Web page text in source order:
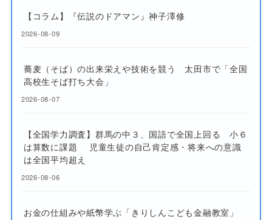
【コラム】『伝説のドアマン』神子澤修
2026-08-09
蕎麦（そば）の出来栄えや技術を競う 太田市で「全国
高校生そば打ち大会」
2026-08-07
【全国学力調査】群馬の中３、国語で全国上回る 小６
は算数に課題 児童生徒の自己肯定感・将来への意識
は全国平均超え
2026-08-06
お金の仕組みや紙幣学ぶ「きりしんこども金融教室」